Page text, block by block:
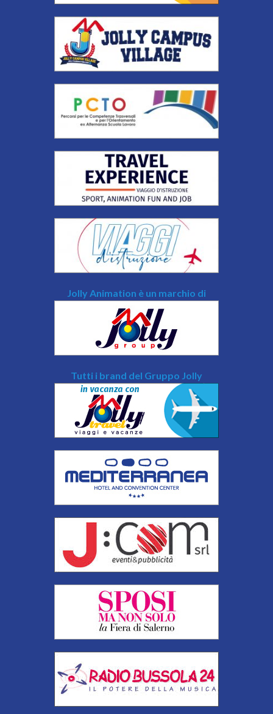
Jolly Animation è un marchio di
Tutti i brand del Gruppo Jolly